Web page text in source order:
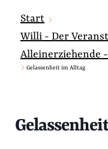
Start
Willi - Der
Alleinerziehende -
Gelassenheit im Alltag